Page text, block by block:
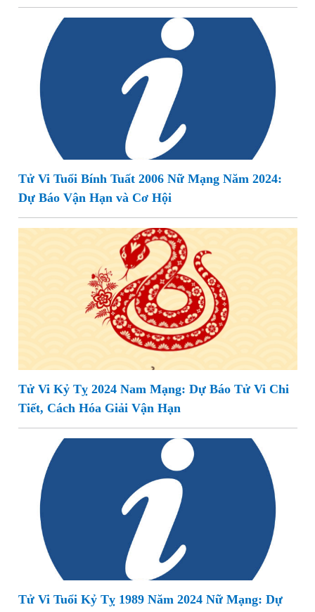
Tử Vi Tuổi Bính Tuất 2006 Nữ Mạng Năm 2024:
Dự Báo Vận Hạn và Cơ Hội
Tử Vi Kỷ Tỵ 2024 Nam Mạng: Dự Báo Tử Vi Chi
Tiết, Cách Hóa Giải Vận Hạn
Tử Vi Tuổi Kỷ Tỵ 1989 Năm 2024 Nữ Mạng: Dự